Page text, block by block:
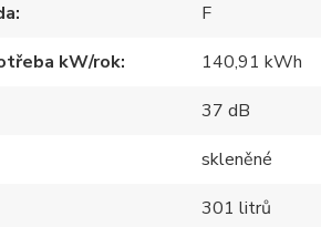
F
kW/rok
140,91 kWh
37 dB
skleněné
301 litrů